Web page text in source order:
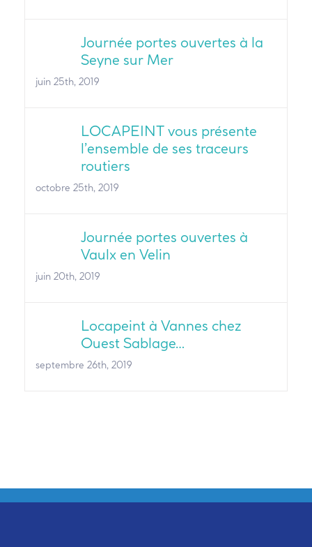
Journée portes ouvertes à la
Seyne sur Mer
juin 25th, 2019
LOCAPEINT vous présente
l’ensemble de ses traceurs
routiers
octobre 25th, 2019
Journée portes ouvertes à
Vaulx en Velin
juin 20th, 2019
Locapeint à Vannes chez
Ouest Sablage…
septembre 26th, 2019